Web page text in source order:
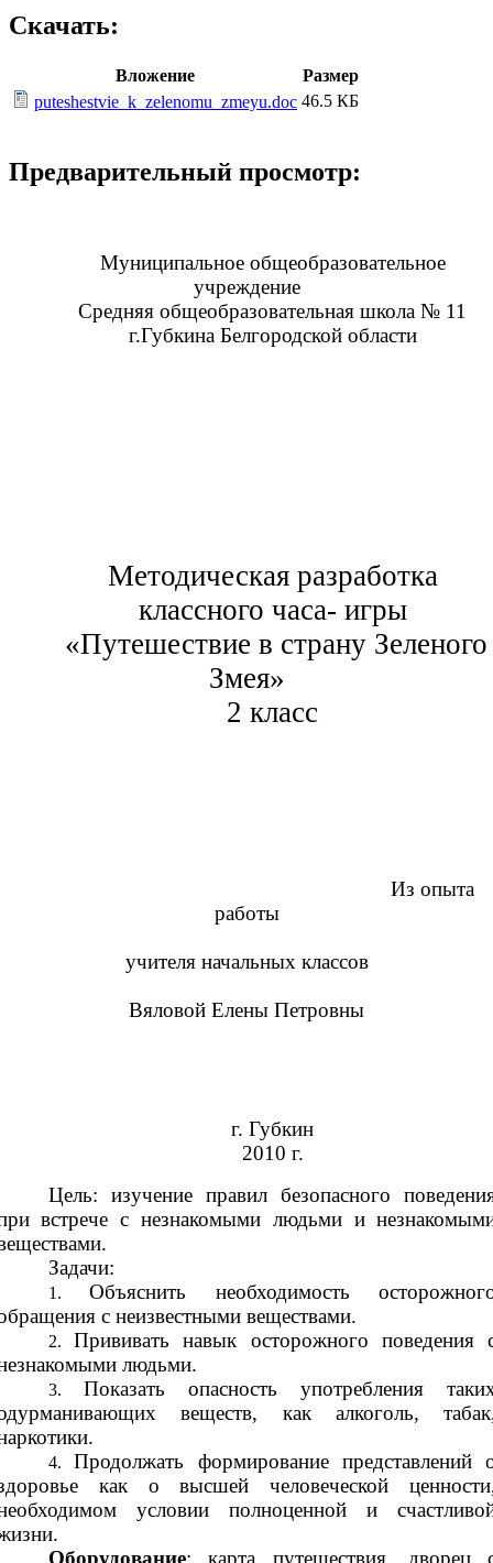
Скачать:
Вложение
Размер
puteshestvie_k_zelenomu_zmeyu.doc 46.5 КБ
Предварительный просмотр:
Муниципальное общеобразовательное
учреждение
Средняя общеобразовательная школа № 11
г.Губкина Белгородской области
Методическая разработка
классного часа- игры
«Путешествие в страну Зеленого
Змея»
2 класс
Из опыта
работы
учителя начальных классов
Вяловой Елены Петровны
г. Губкин
2010 г.
Цель: изучение правил безопасного
встрече с незнакомыми людьми и
Задачи:
Объяснить необходимость
с неизвестными веществами.
Прививать навык осторожного поведения
людьми.
Показать опасность употребления
веществ, как алкоголь,
Продолжать формирование представлений
как о высшей человеческой
условии полноценной и
Оборудование: карта путешествия, дворец